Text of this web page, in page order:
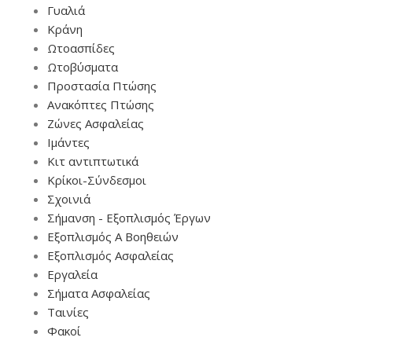
Γυαλιά
Κράνη
Ωτοασπίδες
Ωτοβύσματα
Προστασία Πτώσης
Ανακόπτες Πτώσης
Ζώνες Ασφαλείας
Ιμάντες
Κιτ αντιπτωτικά
Κρίκοι-Σύνδεσμοι
Σχοινιά
Σήμανση - Εξοπλισμός Έργων
Εξοπλισμός Α Βοηθειών
Εξοπλισμός Ασφαλείας
Εργαλεία
Σήματα Ασφαλείας
Ταινίες
Φακοί